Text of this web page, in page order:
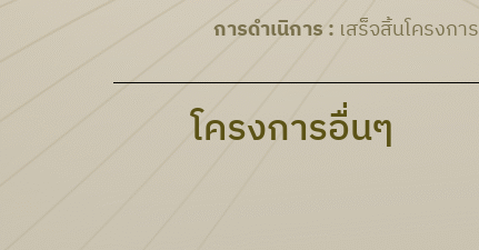
การดำเนิการ : เสร็จสิ้นโครงการ
โครงการอื่นๆ